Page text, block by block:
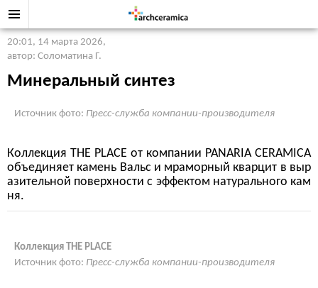
20:01, 14 марта 2026,
автор: Соломатина Г.
Минеральный синтез
Источник фото: Пресс-служба компании-производителя
Коллекция THE PLACE от компании PANARIA CERAMICA
объединяет камень Вальс и мраморный кварцит в выр
азительной поверхности с эффектом натурального кам
ня.
Коллекция THE PLACE
Источник фото: Пресс-служба компании-производителя